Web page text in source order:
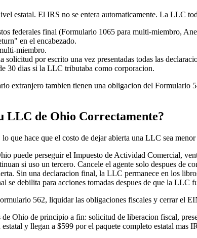
estatal. El IRS no se entera automaticamente. La LLC
federales final (Formulario 1065 para multi-miembro,
en el encabezado.
miembro.
por escrito una vez presentadas todas las
30 dias si la LLC tributaba como corporacion.
extranjero tambien tienen una obligacion del
LLC de Ohio Correctamente?
que hace que el costo de dejar abierta una LLC sea
puede perseguir el Impuesto de Actividad Comercial,
si uso un tercero. Cancele el agente solo despues de
Sin una declaracion final, la LLC permanece en los
se debilita para acciones tomadas despues de que la LLC
562, liquidar las obligaciones fiscales y cerrar el
Ohio de principio a fin: solicitud de liberacion fiscal,
y llegan a $599 por el paquete completo estatal mas